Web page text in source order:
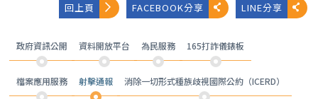
回上頁 FACEBOOK分享 LINE分享
政府資訊公開 資料開放平台 為民服務 165打詐儀錶板
檔案應用服務 射擊通報 消除一切形式種族歧視國際公約（ICERD）